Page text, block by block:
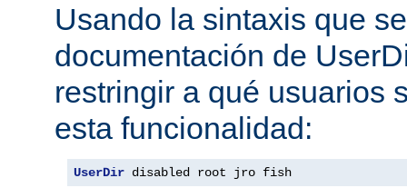
Usando la sintaxis que
documentación de
restringir a qué usuarios
esta funcionalidad:
UserDir disabled root jro fish